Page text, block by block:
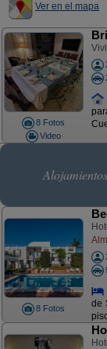
Ver en el mapa
8 Fotos
Video
8 Fotos
de